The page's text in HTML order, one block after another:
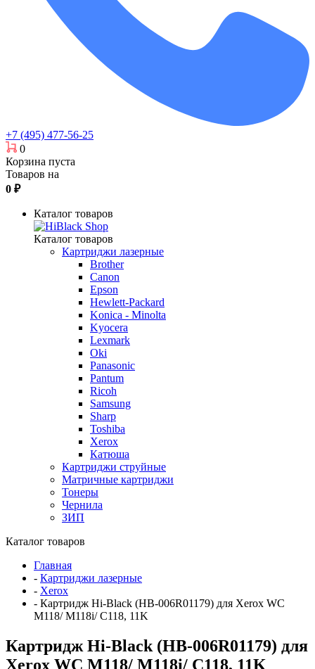
+7 (495) 477-56-25
0
Корзина пуста
Товаров на
0 ₽
Каталог товаров
Каталог товаров
Картриджи лазерные
Brother
Canon
Epson
Hewlett-Packard
Konica - Minolta
Kyocera
Lexmark
Oki
Panasonic
Pantum
Ricoh
Samsung
Sharp
Toshiba
Xerox
Катюша
Картриджи струйные
Матричные картриджи
Тонеры
Чернила
ЗИП
Каталог товаров
Главная
- Картриджи лазерные
- Xerox
- Картридж Hi-Black (HB-006R01179) для Xerox WC
M118/ M118i/ C118, 11K
Картридж Hi-Black (HB-006R01179) для
Xerox WC M118/ M118i/ C118, 11K